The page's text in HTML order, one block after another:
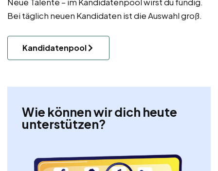
Bei täglich neuen Kandidaten ist die Auswahl groß.
Kandidatenpool
Wie können wir dich heute
unterstützen?